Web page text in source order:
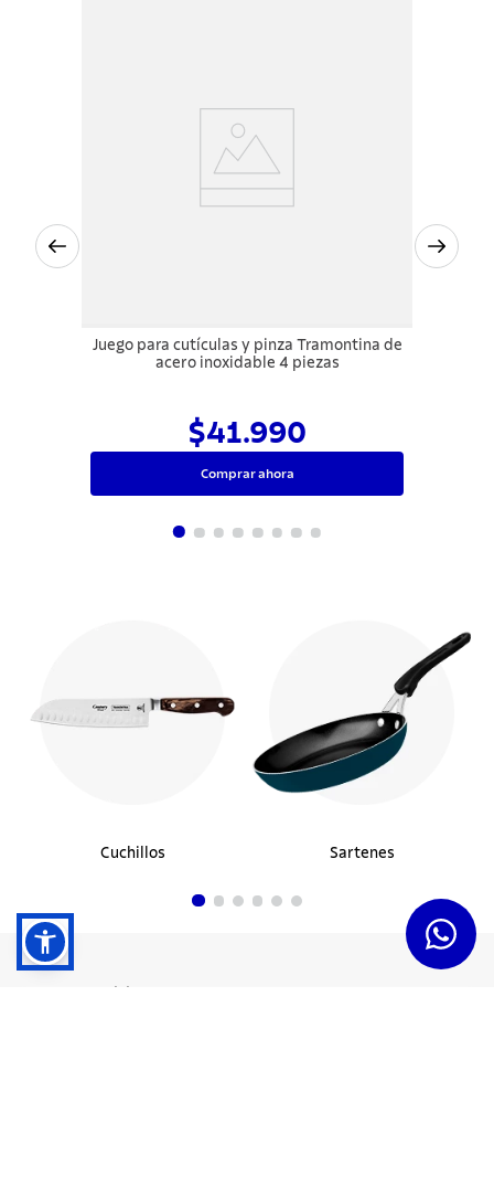
Juego para cutículas y pinza Tramontina de
acero inoxidable 4 piezas
$41.990
Comprar ahora
Cuchillos Sartenes